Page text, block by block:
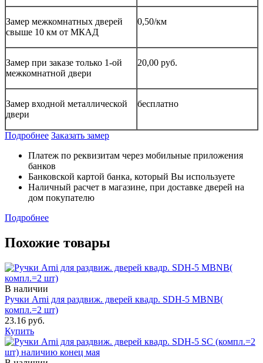
Замер межкомнатных дверей
свыше 10 км от МКАД
0,50/км
Замер при заказе только 1-ой
межкомнатной двери
20,00 руб.
Замер входной металлической
двери
бесплатно
Подробнее Заказать замер
Платеж по реквизитам через мобильные приложения
банков
Банковской картой банка, который Вы используете
Наличный расчет в магазине, при доставке дверей на
дом покупателю
Подробнее
Похожие товары
В наличии
Ручки Arni для раздвиж. дверей квадр. SDH-5 MBNB(
компл.=2 шт)
23.16 руб.
Купить